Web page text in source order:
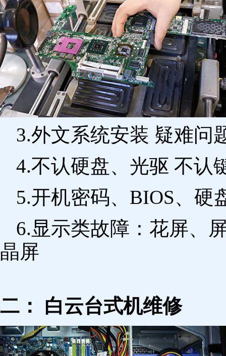
3.外文系统安装 疑难问
4.不认硬盘、光驱 不认
5.开机密码、BIOS、硬
6.显示类故障：花屏、
晶屏
二： 白云台式机维修